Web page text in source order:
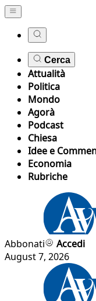
Cerca
Attualità
Politica
Mondo
Agorà
Podcast
Chiesa
Idee e
Economia
Rubriche
Abbonati
Accedi
August 7, 2026